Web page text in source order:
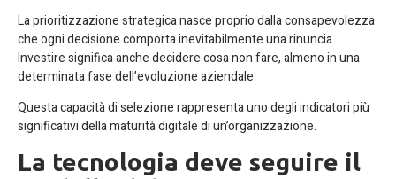
La prioritizzazione strategica nasce proprio dalla consapevolezza
che ogni decisione comporta inevitabilmente una rinuncia.
Investire significa anche decidere cosa non fare, almeno in una
determinata fase dell’evoluzione aziendale.
Questa capacità di selezione rappresenta uno degli indicatori più
significativi della maturità digitale di un’organizzazione.
La tecnologia deve seguire il